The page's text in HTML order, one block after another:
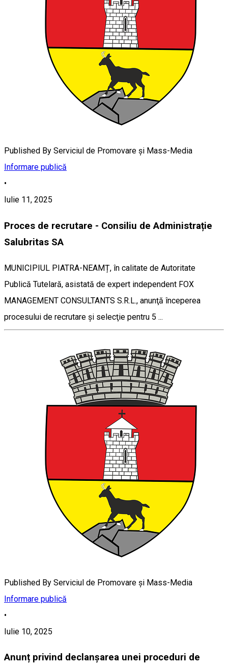
Published By Serviciul de Promovare și Mass-Media
Informare publică
•
Iulie 11, 2025
Proces de recrutare - Consiliu de Administrație
Salubritas SA
MUNICIPIUL PIATRA-NEAMȚ, în calitate de Autoritate
Publică Tutelară, asistată de expert independent FOX
MANAGEMENT CONSULTANTS S.R.L., anunţă începerea
procesului de recrutare şi selecţie pentru 5 ...
Published By Serviciul de Promovare și Mass-Media
Informare publică
•
Iulie 10, 2025
Anunț privind declanșarea unei proceduri de